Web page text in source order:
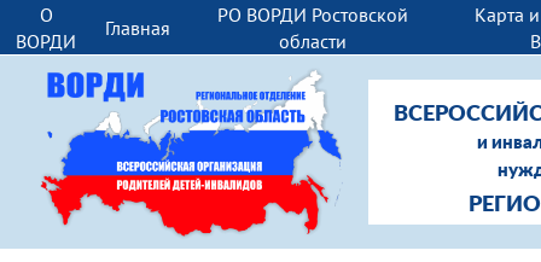
О
ВОРДИ
Главная
РО ВОРДИ Ростовской
области
Карта
и